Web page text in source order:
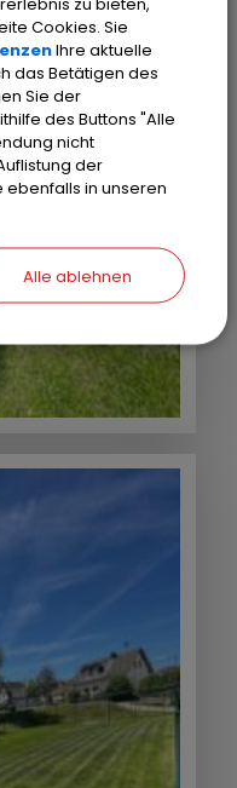
Cookies. Sie
Ihre aktuelle
das Betätigen des
Sie der
des Buttons "Alle
nicht
der
in unseren
Alle ablehnen